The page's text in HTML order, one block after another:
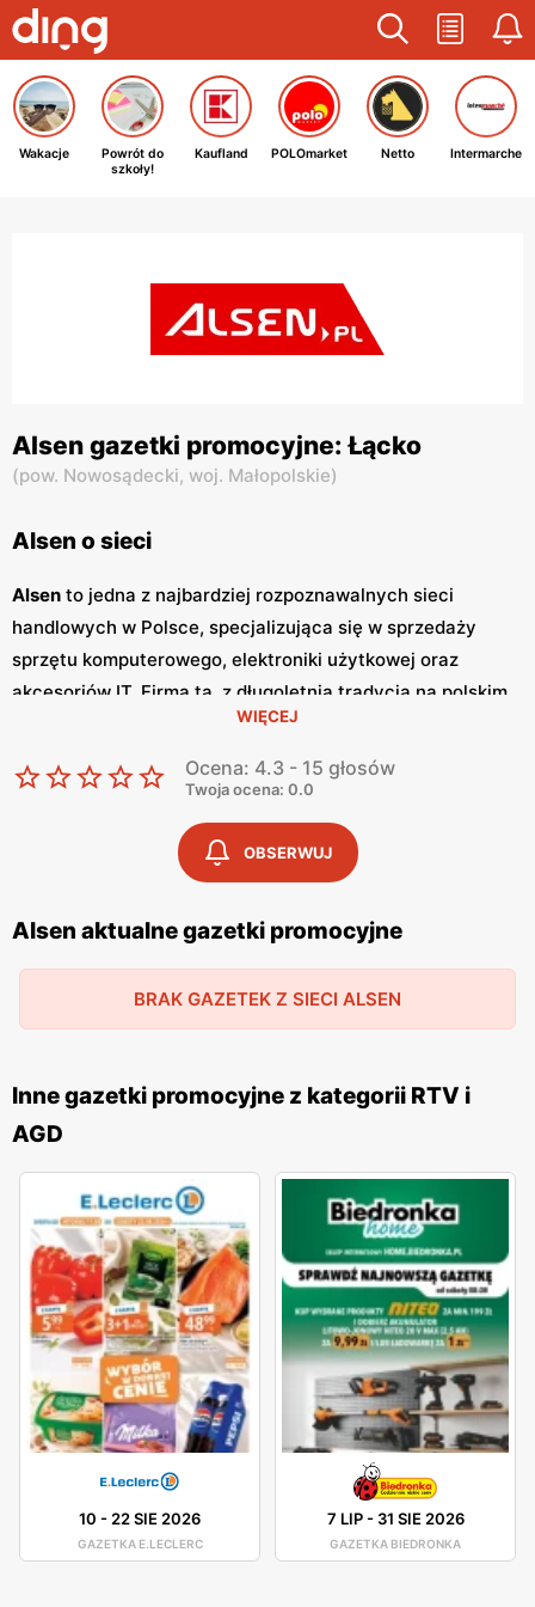
Wakacje
Powrót do
szkoły!
Kaufland POLOmarket Netto Intermarche
Alsen gazetki promocyjne: Łącko
(pow. Nowosądecki, woj. Małopolskie)
Alsen o sieci
Alsen to jedna z najbardziej rozpoznawalnych sieci
handlowych w Polsce, specjalizująca się w sprzedaży
sprzętu komputerowego, elektroniki użytkowej oraz
akcesoriów IT. Firma ta, z długoletnią tradycją na polskim
rynku, oferuje szeroką gamę produktów, które zaspokoją
potrzeby zarówno indywidualnych klientów, jak i
przedsiębiorstw.Alsenstawia na wysoką jakość obsługi
klienta oraz szeroki asortyment, co czyni ją jednym z
liderów w swojej branży. Jednym z kluczowych elementów,
Alsenna tle konkurencji, są regularnie
wydawanegazetki promocyjne
. Dzięki nim klienci mogą na
bieżąco śledzić najnowsze
promocje
oraz oferty
te są wydawane kilka razy w miesiącu,
jest starannie przygotowywana, aby odpowiadać na
potrzeby klientów i dostarczać im najbardziej atrakcyjne
oferty.Alsenjest siecią, która nieustannie się rozwija i
poszerza swoją ofertę, dbając o to, aby zawsze być na
bieżąco z najnowszymi trendami technologicznymi. W
asortymencie sklepu znajdują się produkty renomowanych
marek, co gwarantuje wysoką jakość i niezawodność.
Firma oferuje również profesjonalne doradztwo techniczne
oraz wsparcie posprzedażowe, co jest niezwykle ważne
dla klientów, którzy chcą mieć pewność, że dokonali
właściwego wyboru. Lokalizacja sklepówAlsen jest
również dużym atutem sieci. Placówki znajdują się w
dogodnych punktach, co ułatwia dostęp do oferty. Sieć
posiada zarówno sklepy stacjonarne, jak i sklep
internetowy, co pozwala na wygodne zakupy z dowolnego
WIĘCEJ
Ocena: 4.3 - 15 głosów
Twoja ocena: 0.0
OBSERWUJ
Alsen aktualne gazetki promocyjne
BRAK GAZETEK Z SIECI ALSEN
Inne gazetki promocyjne z kategorii RTV i
AGD
10 -22 SIE 2026
GAZETKA E.LECLERC
7 LIP- 31 SIE 2026
GAZETKA BIEDRONKA